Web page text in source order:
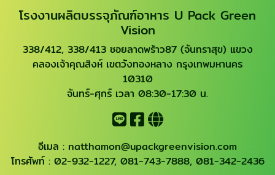
โรงงานผลิตบรรจุภัณฑ์อาหาร U Pack Green
Vision
338/412, 338/413 ซอยลาดพร้าว87 (จันทราสุข) แขวง
คลองเจ้าคุณสิงห์ เขตวังทองหลาง กรุงเทพมหานคร
10310
จันทร์-ศุกร์ เวลา 08:30-17:30 น.
อีเมล : natthamon@upackgreenvision.com
โทรศัพท์ : 02-932-1227, 081-743-7888, 081-342-2436